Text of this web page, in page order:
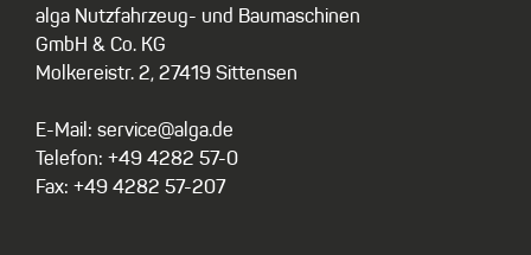
alga Nutzfahrzeug- und Baumaschinen
GmbH & Co. KG
Molkereistr. 2, 27419 Sittensen
E-Mail: service@alga.de
Telefon: +49 4282 57-0
Fax: +49 4282 57-207